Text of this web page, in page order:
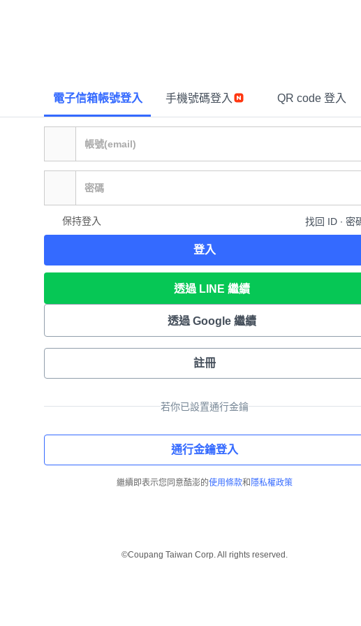
電子信箱帳號登入 手機號碼登入 QR code 登入
保持登入 找回 ID ∙ 密
登入
透過 LINE 繼續
透過 Google 繼續
註冊
若你已設置通行金鑰
通行金鑰登入
繼續即表示您同意酷澎的使用條款和 隱私權政策
©Coupang Taiwan Corp. All rights reserved.